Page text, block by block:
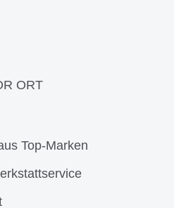
ORT
Top-Marken